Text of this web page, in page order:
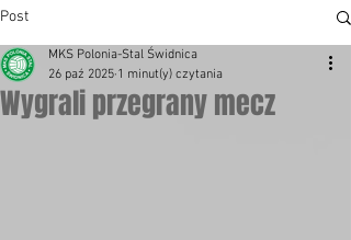
Post
Wygrali przegrany mecz
MKS Polonia-Stal Świdnica
26 paź 2025 1 minut(y) czytania